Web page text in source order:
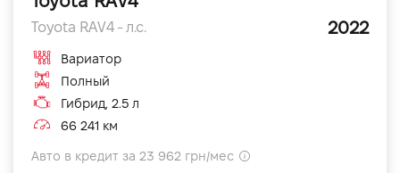
Toyota RAV4 - л.с. 2022
Вариатор
Полный
Гибрид, 2.5 л
66 241 км
Авто в кредит за 23 962 грн/мес